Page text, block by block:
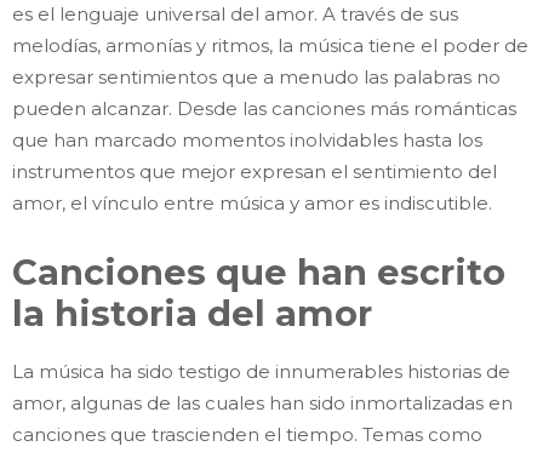
es el lenguaje universal del amor. A través de sus
melodías, armonías y ritmos, la música tiene el poder de
expresar sentimientos que a menudo las palabras no
pueden alcanzar. Desde las canciones más románticas
que han marcado momentos inolvidables hasta los
instrumentos que mejor expresan el sentimiento del
amor, el vínculo entre música y amor es indiscutible.
Canciones que han escrito
la historia del amor
La música ha sido testigo de innumerables historias de
amor, algunas de las cuales han sido inmortalizadas en
canciones que trascienden el tiempo. Temas como